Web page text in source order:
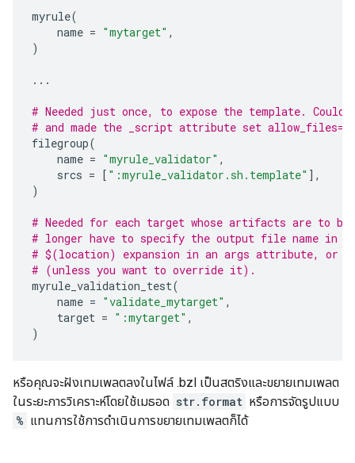
myrule(
name = "mytarget" ,
)
...
# Needed just once, to expose the template.
# and made the _script attribute set
filegroup(
name = "myrule_validator" ,
srcs = [ ":myrule_validator.sh.template" ],
)
# Needed for each target whose artifacts are to be
# longer have to specify the output file name in
# $(location) expansion in an args attribute, or
# (unless you want to override it).
myrule_validation_test(
name = "validate_mytarget" ,
target = ":mytarget" ,
)
หรือคุณจะฝังเทมเพลตลงในไฟล์ .bzl เป็นสตริงและขยายเทมเพลต
ในระยะการวิเคราะห์โดยใช้เมธอด str.format หรือการจัดรูปแบบ
% แทนการใช้การดำเนินการขยายเทมเพลตก็ได้